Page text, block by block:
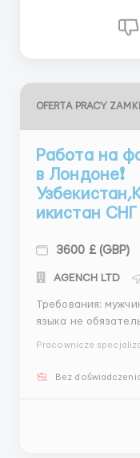
OFERTA PRACY
Работа на
в Лондоне❗️
икистан СНГ
3600 £ (GBP)
АGENСH LTD
Требования:
языка не
неделю (8:00-
Pracownicze
Bez